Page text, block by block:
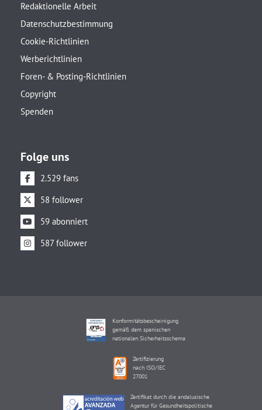
Redaktionelle Arbeit
Datenschutzbestimmung
Cookie-Richtlinien
Werberichtlinien
Foren- & Posting-Richtlinien
Copyright
Spenden
Folge uns
2.529 fans
58 follower
59 abonniert
587 follower
Konformitätsbescheinigung
gemäß dem spanischen
nationalen Sicherheitsschema
Zertifizierung
nach ISO/IEC
27001
Zertifikat durch die andalusische
Agentur für Gesundheitspolitische